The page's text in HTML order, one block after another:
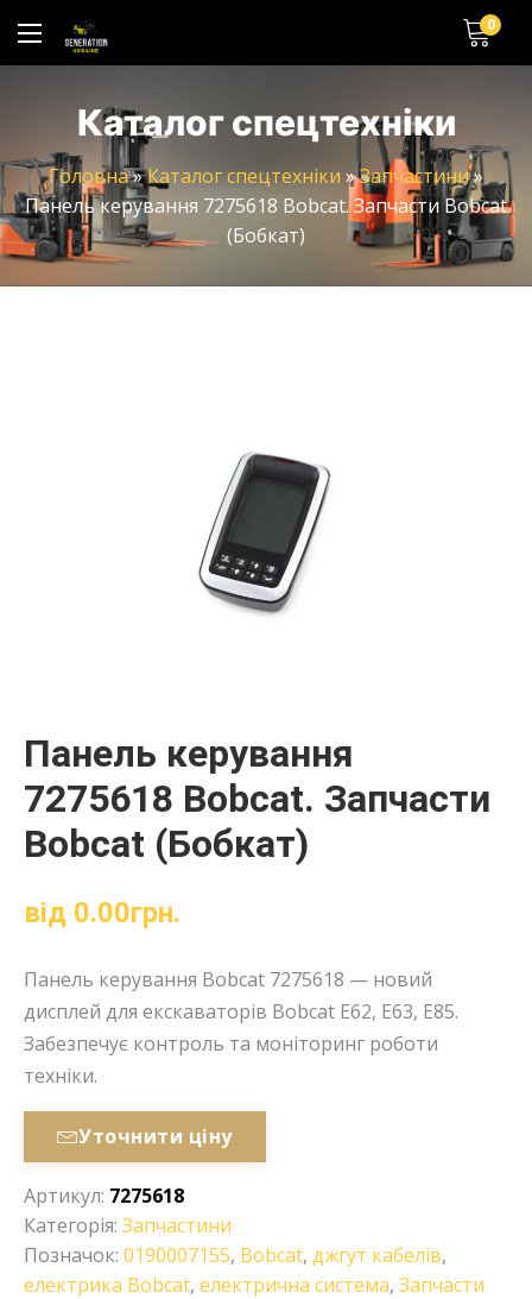
0
Каталог спецтехніки
Головна»Каталог спецтехніки »Запчастини»
Панель керування 7275618 Bobcat. Запчасти Bobcat
(Бобкат)
Панель керування
7275618 Bobcat. Запчасти
Bobcat (Бобкат)
від 0.00грн.
Панель керування Bobcat 7275618 — новий
дисплей для екскаваторів Bobcat E62, E63, E85.
Забезпечує контроль та моніторинг роботи
техніки.
Уточнити ціну
Артикул: 7275618
Категорія: Запчастини
Позначок: 0190007155, Bobcat, джгут кабелів,
електрика Bobcat, електрична система, Запчасти